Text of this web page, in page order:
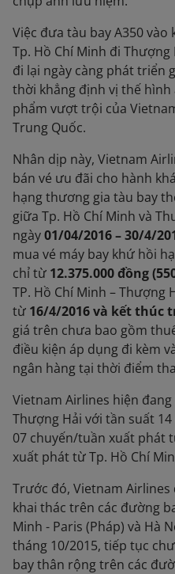
Việc đưa tàu bay A350
Tp. Hồ Chí Minh đi
đi lại ngày càng phát triển
thời khẳng định vị thế hình
phẩm vượt trội của
Trung Quốc.
Nhân dịp này, Vietnam
bán vé ưu đãi cho hành
hạng thương gia tàu bay
giữa Tp. Hồ Chí Minh và
ngày01/04/2016 – 30/4/
mua vé máy bay khứ hồi
chỉ từ 12.375.000 đồng
TP. Hồ Chí Minh – Thượng
từ 16/4/2016 và kết thúc
giá trên chưa bao gồm
điều kiện áp dụng đi kèm
ngân hàng tại thời điểm
Vietnam Airlines hiện
Thượng Hải với tần suất
07 chuyến/tuần xuất phát
xuất phát từ Tp. Hồ Chí
Trước đó, Vietnam Airlines
khai thác trên các đường
Minh - Paris (Pháp) và Hà
tháng 10/2015, tiếp tục
bay thân rộng trên các